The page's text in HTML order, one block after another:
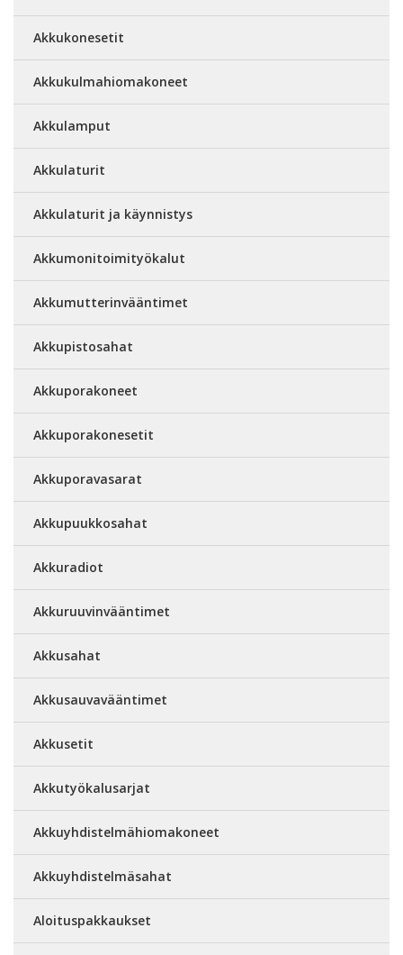
Akkukonesetit
Akkukulmahiomakoneet
Akkulamput
Akkulaturit
Akkulaturit ja käynnistys
Akkumonitoimityökalut
Akkumutterinvääntimet
Akkupistosahat
Akkuporakoneet
Akkuporakonesetit
Akkuporavasarat
Akkupuukkosahat
Akkuradiot
Akkuruuvinvääntimet
Akkusahat
Akkusauvavääntimet
Akkusetit
Akkutyökalusarjat
Akkuyhdistelmähiomakoneet
Akkuyhdistelmäsahat
Aloituspakkaukset